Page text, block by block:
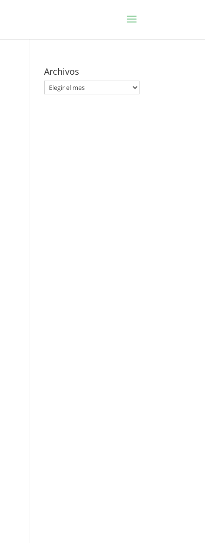
Archivos
Archivos